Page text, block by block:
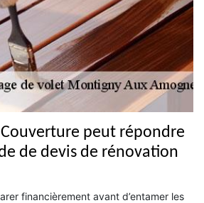
Couverture peut répondre
de devis de rénovation
financièrement avant d’entamer les